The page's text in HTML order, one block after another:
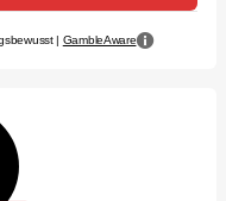
| GambleAware